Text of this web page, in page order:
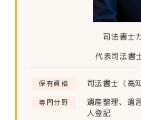
司法書士
代表司法書
保有資格 司法書士（高
専門分野
遺産整理、遺
人登記